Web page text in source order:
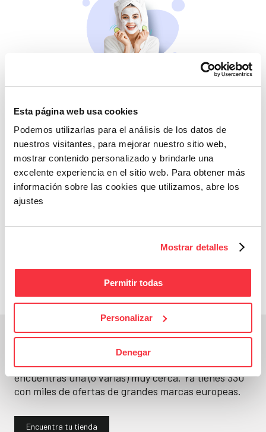
Esta página web usa cookies
Podemos utilizarlas para el análisis de los datos de
nuestros visitantes, para mejorar nuestro sitio web,
mostrar contenido personalizado y brindarle una
excelente experiencia en el sitio web. Para obtener más
información sobre las cookies que utilizamos, abre los
ajustes
Mostrar detalles
Permitir todas
Personalizar
Denegar
Belleza
Si no te mimas tú…
Adelántate a todos y
En un segundo, la encuentras.
No paramos de abrirtiendas. Seguro que
encuentras una (o varias) muy cerca. Ya tienes330
con miles de ofertas de grandes marcas europeas.
Encuentra tu tienda